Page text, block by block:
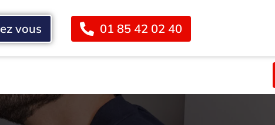
vous 01 85 42 02 40